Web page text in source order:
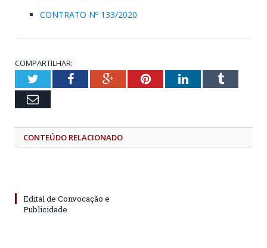
CONTRATO Nº 133/2020
COMPARTILHAR:
TwitterFacebookGoogle+PinterestLinkedInTumblr
Email
CONTEÚDO RELACIONADO
Edital de Convocação e
Publicidade